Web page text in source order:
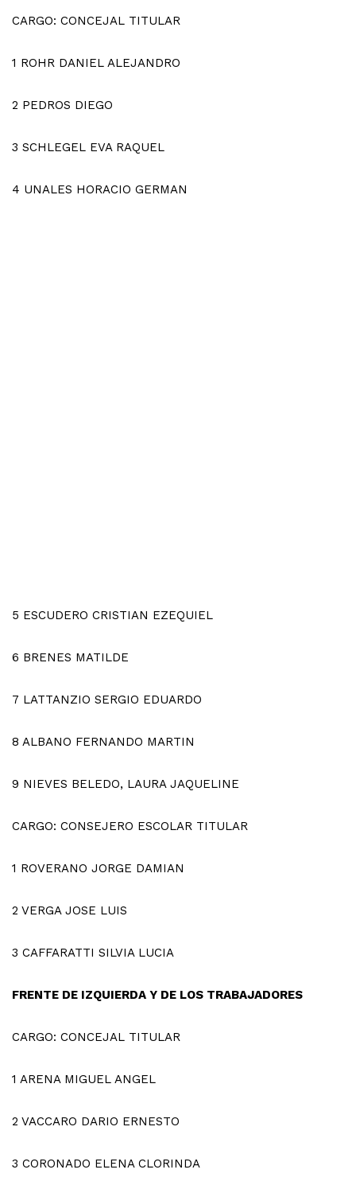
CARGO: CONCEJAL TITULAR
1 ROHR DANIEL ALEJANDRO
2 PEDROS DIEGO
3 SCHLEGEL EVA RAQUEL
4 UNALES HORACIO GERMAN
5 ESCUDERO CRISTIAN EZEQUIEL
6 BRENES MATILDE
7 LATTANZIO SERGIO EDUARDO
8 ALBANO FERNANDO MARTIN
9 NIEVES BELEDO, LAURA JAQUELINE
CARGO: CONSEJERO ESCOLAR TITULAR
1 ROVERANO JORGE DAMIAN
2 VERGA JOSE LUIS
3 CAFFARATTI SILVIA LUCIA
FRENTE DE IZQUIERDA Y DE LOS TRABAJADORES
CARGO: CONCEJAL TITULAR
1 ARENA MIGUEL ANGEL
2 VACCARO DARIO ERNESTO
3 CORONADO ELENA CLORINDA